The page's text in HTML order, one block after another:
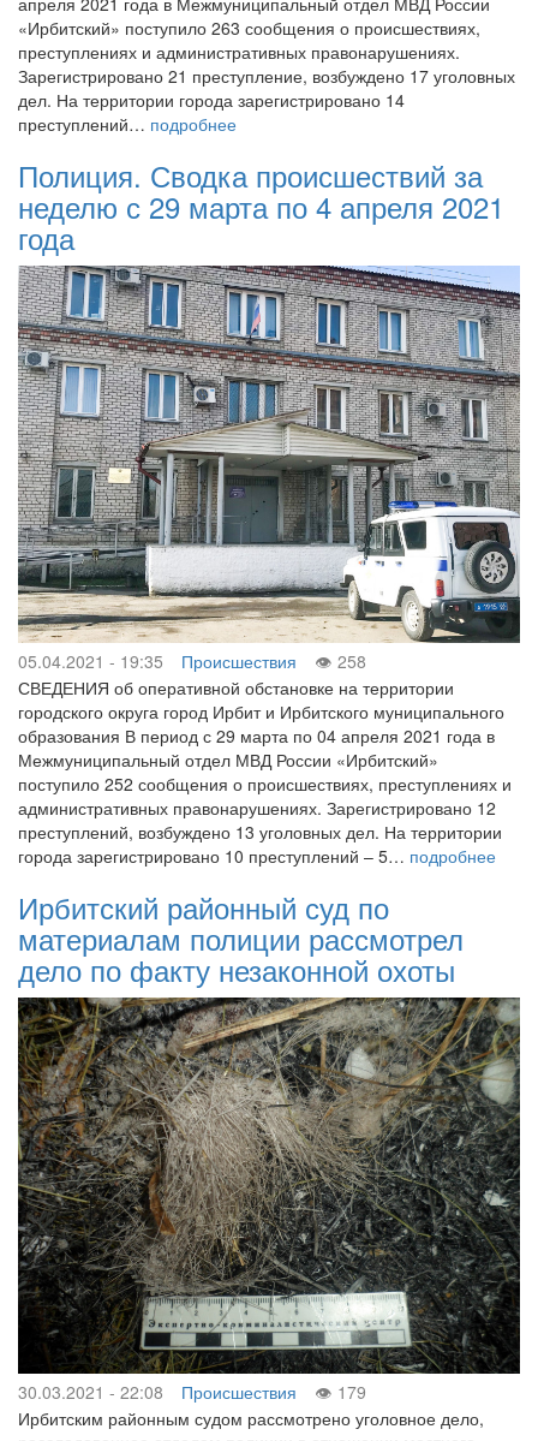
«Ирбитский» поступило 263 сообщения о происшествиях,
преступлениях и административных правонарушениях.
Зарегистрировано 21 преступление, возбуждено 17 уголовных
дел. На территории города зарегистрировано 14
преступлений… подробнее
Полиция. Сводка происшествий за
неделю с 29 марта по 4 апреля 2021
года
05.04.2021 - 19:35 Происшествия
258
СВЕДЕНИЯ об оперативной обстановке на территории
городского округа город Ирбит и Ирбитского муниципального
образования В период с 29 марта по 04 апреля 2021 года в
Межмуниципальный отдел МВД России «Ирбитский»
поступило 252 сообщения о происшествиях, преступлениях и
административных правонарушениях. Зарегистрировано 12
преступлений, возбуждено 13 уголовных дел. На территории
города зарегистрировано 10 преступлений – 5… подробнее
Ирбитский районный суд по
материалам полиции рассмотрел
дело по факту незаконной охоты
30.03.2021 - 22:08 Происшествия
179
Ирбитским районным судом рассмотрено уголовное дело,